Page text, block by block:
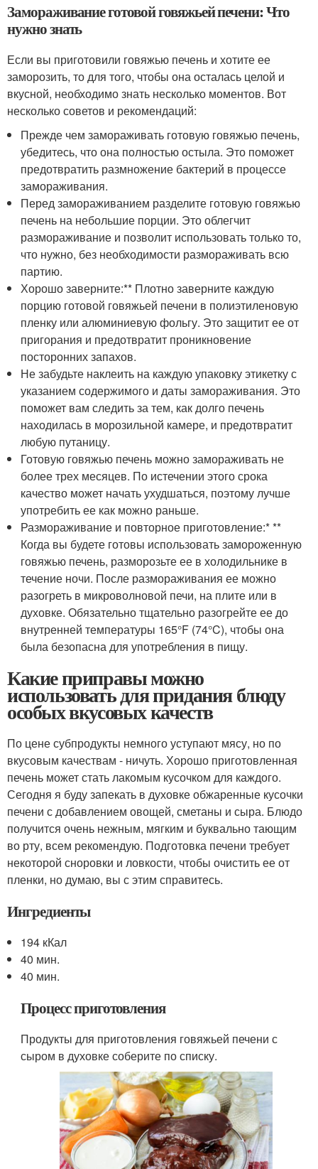
Замораживание готовой говяжьей печени: Что
нужно знать
Если вы приготовили говяжью печень и хотите ее
заморозить, то для того, чтобы она осталась целой и
вкусной, необходимо знать несколько моментов. Вот
несколько советов и рекомендаций:
Прежде чем замораживать готовую говяжью печень,
убедитесь, что она полностью остыла. Это поможет
предотвратить размножение бактерий в процессе
замораживания.
Перед замораживанием разделите готовую говяжью
печень на небольшие порции. Это облегчит
размораживание и позволит использовать только то,
что нужно, без необходимости размораживать всю
партию.
Хорошо заверните:** Плотно заверните каждую
порцию готовой говяжьей печени в полиэтиленовую
пленку или алюминиевую фольгу. Это защитит ее от
пригорания и предотвратит проникновение
посторонних запахов.
Не забудьте наклеить на каждую упаковку этикетку с
указанием содержимого и даты замораживания. Это
поможет вам следить за тем, как долго печень
находилась в морозильной камере, и предотвратит
любую путаницу.
Готовую говяжью печень можно замораживать не
более трех месяцев. По истечении этого срока
качество может начать ухудшаться, поэтому лучше
употребить ее как можно раньше.
Размораживание и повторное приготовление:* **
Когда вы будете готовы использовать замороженную
говяжью печень, разморозьте ее в холодильнике в
течение ночи. После размораживания ее можно
разогреть в микроволновой печи, на плите или в
духовке. Обязательно тщательно разогрейте ее до
внутренней температуры 165°F (74°C), чтобы она
была безопасна для употребления в пищу.
Какие приправы можно
использовать для придания блюду
особых вкусовых качеств
По цене субпродукты немного уступают мясу, но по
вкусовым качествам - ничуть. Хорошо приготовленная
печень может стать лакомым кусочком для каждого.
Сегодня я буду запекать в духовке обжаренные кусочки
печени с добавлением овощей, сметаны и сыра. Блюдо
получится очень нежным, мягким и буквально тающим
во рту, всем рекомендую. Подготовка печени требует
некоторой сноровки и ловкости, чтобы очистить ее от
пленки, но думаю, вы с этим справитесь.
Ингредиенты
194 кКал
40 мин.
40 мин.
Процесс приготовления
Продукты для приготовления говяжьей печени с
сыром в духовке соберите по списку.